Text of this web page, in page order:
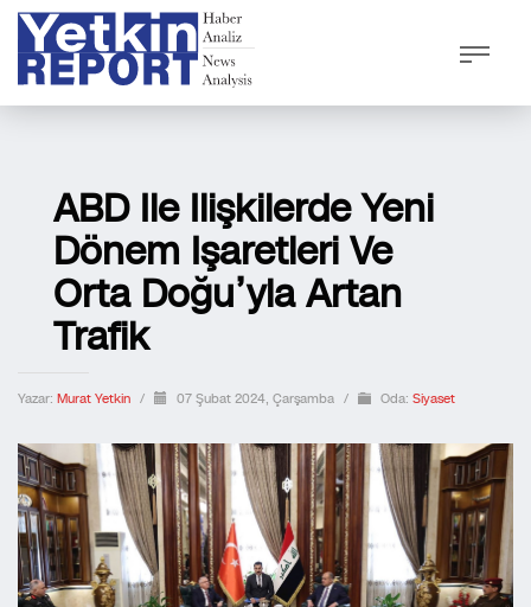
ABD Ile Ilişkilerde Yeni
Dönem Işaretleri Ve
Orta Doğu’yla Artan
Trafik
Yazar: Murat Yetkin / 07 Şubat 2024, Çarşamba / Oda: Siyaset